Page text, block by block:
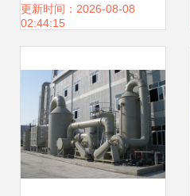
科技驱动产业升级
更新时间：2026-08-08
02:44:15